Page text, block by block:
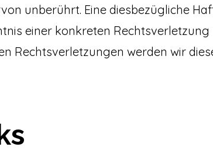
unberührt. Eine diesbezügliche
einer konkreten Rechtsverletzung
Rechtsverletzungen werden wir